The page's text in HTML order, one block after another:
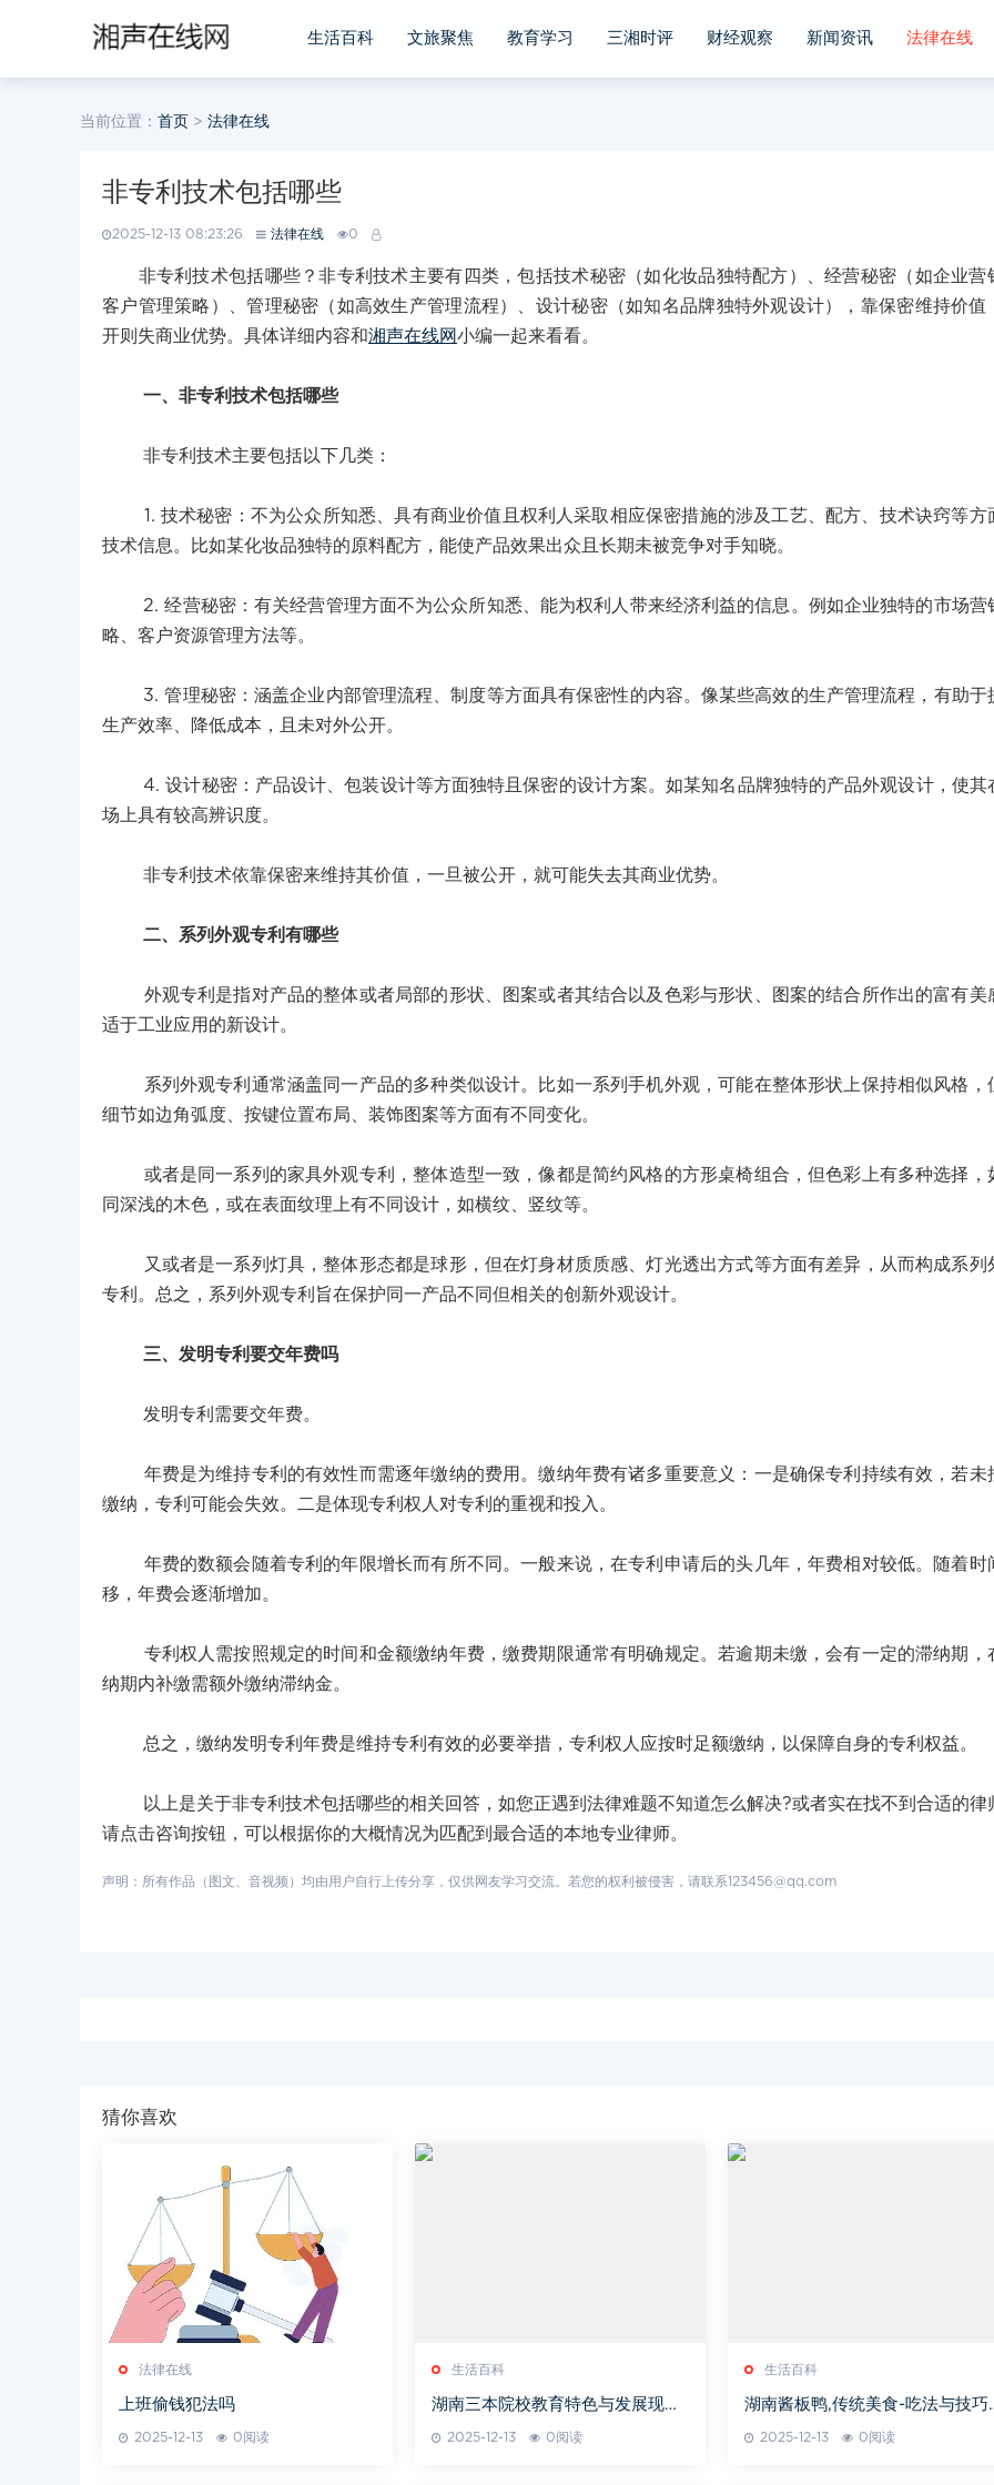
生活百科 文旅聚焦 教育学习 三湘时评 财经观察 新闻资讯 法律在线
当前位置： 首页 > 法律在线
非专利技术包括哪些
2025-12-13 08:23:26 法律在线 0
非专利技术包括哪些？非专利技术主要有四类，包括技术秘密（如化妆品独特配方）、经营秘密（如企业营
客户管理策略）、管理秘密（如高效生产管理流程）、设计秘密（如知名品牌独特外观设计），靠保密维持价值
开则失商业优势。具体详细内容和湘声在线网小编一起来看看。
一、非专利技术包括哪些
非专利技术主要包括以下几类：
1. 技术秘密：不为公众所知悉、具有商业价值且权利人采取相应保密措施的涉及工艺、配方、技术诀窍等方
技术信息。比如某化妆品独特的原料配方，能使产品效果出众且长期未被竞争对手知晓。
2. 经营秘密：有关经营管理方面不为公众所知悉、能为权利人带来经济利益的信息。例如企业独特的市场营
略、客户资源管理方法等。
3. 管理秘密：涵盖企业内部管理流程、制度等方面具有保密性的内容。像某些高效的生产管理流程，有助于
生产效率、降低成本，且未对外公开。
4. 设计秘密：产品设计、包装设计等方面独特且保密的设计方案。如某知名品牌独特的产品外观设计，使其
场上具有较高辨识度。
非专利技术依靠保密来维持其价值，一旦被公开，就可能失去其商业优势。
二、系列外观专利有哪些
外观专利是指对产品的整体或者局部的形状、图案或者其结合以及色彩与形状、图案的结合所作出的富有美
适于工业应用的新设计。
系列外观专利通常涵盖同一产品的多种类似设计。比如一系列手机外观，可能在整体形状上保持相似风格，
细节如边角弧度、按键位置布局、装饰图案等方面有不同变化。
或者是同一系列的家具外观专利，整体造型一致，像都是简约风格的方形桌椅组合，但色彩上有多种选择，
同深浅的木色，或在表面纹理上有不同设计，如横纹、竖纹等。
又或者是一系列灯具，整体形态都是球形，但在灯身材质质感、灯光透出方式等方面有差异，从而构成系列
专利。总之，系列外观专利旨在保护同一产品不同但相关的创新外观设计。
三、发明专利要交年费吗
发明专利需要交年费。
年费是为维持专利的有效性而需逐年缴纳的费用。缴纳年费有诸多重要意义：一是确保专利持续有效，若未
缴纳，专利可能会失效。二是体现专利权人对专利的重视和投入。
年费的数额会随着专利的年限增长而有所不同。一般来说，在专利申请后的头几年，年费相对较低。随着时
移，年费会逐渐增加。
专利权人需按照规定的时间和金额缴纳年费，缴费期限通常有明确规定。若逾期未缴，会有一定的滞纳期，
纳期内补缴需额外缴纳滞纳金。
总之，缴纳发明专利年费是维持专利有效的必要举措，专利权人应按时足额缴纳，以保障自身的专利权益。
以上是关于非专利技术包括哪些的相关回答，如您正遇到法律难题不知道怎么解决?或者实在找不到合适的律
请点击咨询按钮，可以根据你的大概情况为匹配到最合适的本地专业律师。
声明：所有作品（图文、音视频）均由用户自行上传分享，仅供网友学习交流。若您的权利被侵害，请联系123456@qq.com
猜你喜欢
法律在线
上班偷钱犯法吗
2025-12-13 0阅读
生活百科
湖南三本院校教育特色与发展现状-
人才培养模式分析
2025-12-13 0阅读
生活百科
湖南酱板鸭,传统美食-吃法与技巧
2025-12-13 0阅读